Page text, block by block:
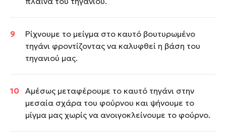
Ρίχνουμε το μείγμα στο καυτό βουτυρωμένο
τηγάνι φροντίζοντας να καλυφθεί η βάση του
τηγανιού μας.
Αμέσως μεταφέρουμε το καυτό τηγάνι στην
μεσαία σχάρα του φούρνου και ψήνουμε το
μίγμα μας χωρίς να ανοιγοκλείνουμε το φούρνο.